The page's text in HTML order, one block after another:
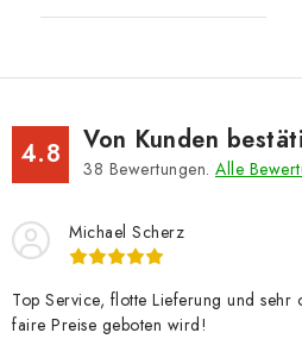
4.8 Von Kunden
38 Bewertungen. Alle
Michael Scherz
Top Service, flotte Lieferung und
faire Preise geboten wird!